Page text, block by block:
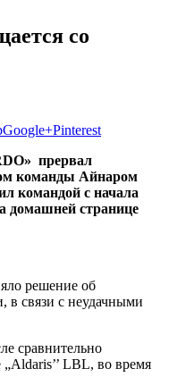
со
Google+Pinterest
прервал
команды Айнаром
командой с начала
домашней странице
решение об
в связи с неудачными
сравнительно
LBL, во время